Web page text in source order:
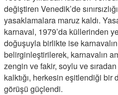
değiştiren Venedik’de
yasaklamalara maruz kaldı.
karnaval, 1979’da küllerinden
doğuşuyla birlikte ise
belirginleştirilerek, karnavalın
zengin ve fakir, soylu ve
kalktığı, herkesin eşitlendiği
görüşü güçlendi.